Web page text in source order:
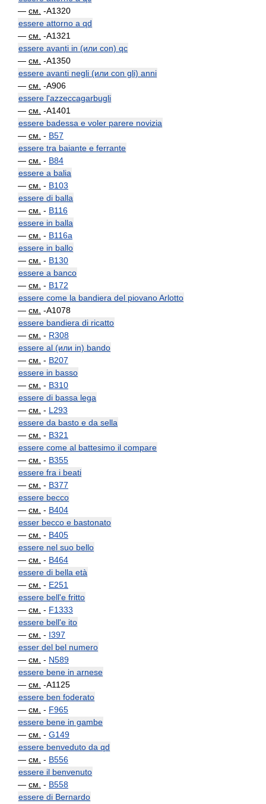
— см. -A1320
essere attorno a qd
— см. -A1321
essere avanti in (или con) qc
— см. -A1350
essere avanti negli (или con gli) anni
— см. -A906
essere l'azzeccagarbugli
— см. -A1401
essere badessa e voler parere novizia
— см. - B57
essere tra baiante e ferrante
— см. - B84
essere a balia
— см. - B103
essere di balla
— см. - B116
essere in balla
— см. - B116a
essere in ballo
— см. - B130
essere a banco
— см. - B172
essere come la bandiera del piovano Arlotto
— см. -A1078
essere bandiera di ricatto
— см. - R308
essere al (или in) bando
— см. - B207
essere in basso
— см. - B310
essere di bassa lega
— см. - L293
essere da basto e da sella
— см. - B321
essere come al battesimo il compare
— см. - B355
essere fra i beati
— см. - B377
essere becco
— см. - B404
esser becco e bastonato
— см. - B405
essere nel suo bello
— см. - B464
essere di bella età
— см. - E251
essere bell'e fritto
— см. - F1333
essere bell'e ito
— см. - I397
esser del bel numero
— см. - N589
essere bene in arnese
— см. -A1125
essere ben foderato
— см. - F965
essere bene in gambe
— см. - G149
essere benveduto da qd
— см. - B556
essere il benvenuto
— см. - B558
essere di Bernardo